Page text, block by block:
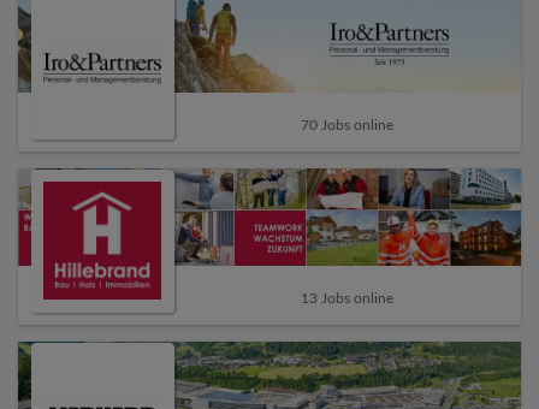
70 Jobs online
13 Jobs online